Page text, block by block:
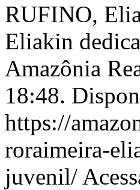
RUFINO,
Eliakin
Amazônia
18:48.
https://
roraimeira-
juvenil/